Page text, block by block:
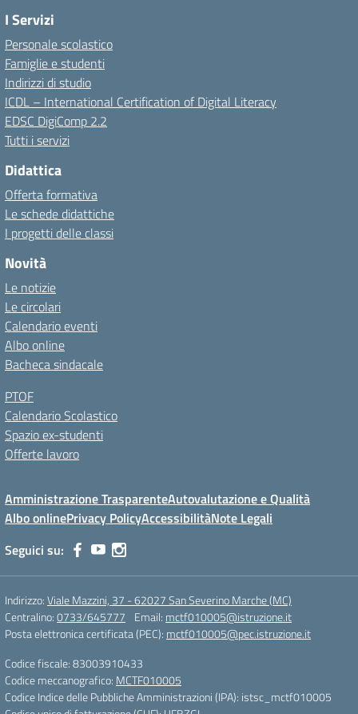
I Servizi
Personale scolastico
Famiglie e studenti
Indirizzi di studio
ICDL – International Certification of Digital Literacy
EDSC DigiComp 2.2
Tutti i servizi
Didattica
Offerta formativa
Le schede didattiche
I progetti delle classi
Novità
Le notizie
Le circolari
Calendario eventi
Albo online
Bacheca sindacale
PTOF
Calendario Scolastico
Spazio ex-studenti
Offerte lavoro
Amministrazione TrasparenteAutovalutazione e Qualità
Albo onlinePrivacy PolicyAccessibilitàNote Legali
Seguici su:
Indirizzo:Viale Mazzini, 37 - 62027 San Severino Marche (MC)
Centralino:0733/645777 Email: mctf010005@istruzione.it
Posta elettronica certificata (PEC): mctf010005@pec.istruzione.it
Codice fiscale: 83003910433
Codice meccanografico: MCTF010005
Codice Indice delle Pubbliche Amministrazioni (IPA): istsc_mctf010005